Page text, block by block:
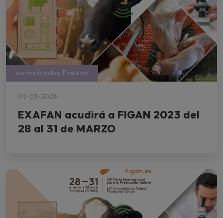
comunicados, Eventos
09-03-2023
EXAFAN acudirá a FIGAN 2023 del
28 al 31 de MARZO